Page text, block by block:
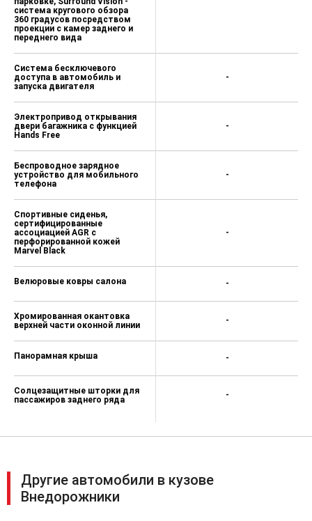
система кругового обзора
360 градусов посредством
проекции с камер заднего и
переднего вида
Система бесключевого
доступа в автомобиль и
запуска двигателя
Электропривод открывания
двери багажника с функцией
Hands Free
Беспроводное зарядное
устройство для мобильного
телефона
Спортивные сиденья,
сертифицированные
ассоциацией AGR с
перфорированной кожей
Marvel Black
Велюровые ковры салона
Хромированная окантовка
верхней части оконной линии
Панорамная крыша
Солцезащитные шторки для
пассажиров заднего ряда
-
-
-
-
-
-
-
-
Другие автомобили в кузове
Внедорожники